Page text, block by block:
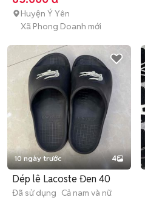
Huyện Ý Yên
Xã Phong Doanh mới
10 ngày trước 4
Dép lê Lacoste Đen 40
Đã sử dụng Cả nam và nữ